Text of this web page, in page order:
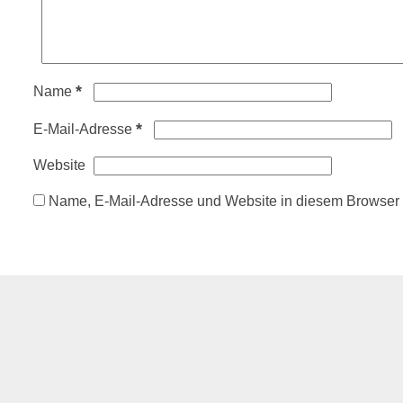
Name *
E-Mail-Adresse *
Website
Name, E-Mail-Adresse und Website in diesem